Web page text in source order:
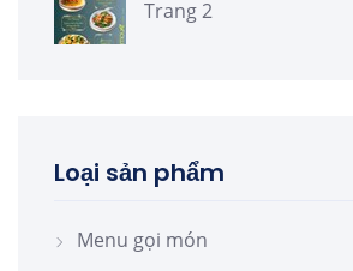
Trang 2
Loại sản phẩm
Menu gọi món